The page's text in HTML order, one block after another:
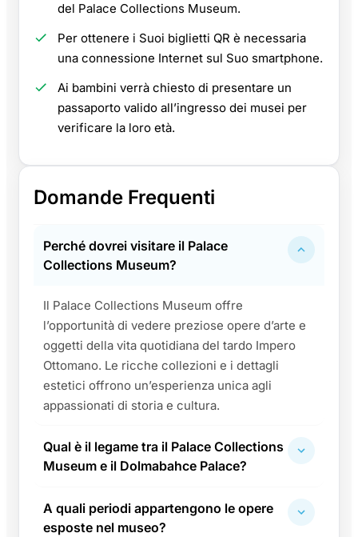
del Palace Collections Museum.
Per ottenere i Suoi biglietti QR è necessaria
una connessione Internet sul Suo smartphone.
Ai bambini verrà chiesto di presentare un
passaporto valido all’ingresso dei musei per
verificare la loro età.
Domande Frequenti
Perché dovrei visitare il Palace
Collections Museum?
Il Palace Collections Museum offre
l’opportunità di vedere preziose opere d’arte e
oggetti della vita quotidiana del tardo Impero
Ottomano. Le ricche collezioni e i dettagli
estetici offrono un’esperienza unica agli
appassionati di storia e cultura.
Qual è il legame tra il Palace Collections
Museum e il Dolmabahce Palace?
A quali periodi appartengono le opere
esposte nel museo?